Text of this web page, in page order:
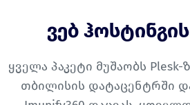
ვებ
ყველა პაკეტი მუშაობს
თბილისის დატაცენტრში